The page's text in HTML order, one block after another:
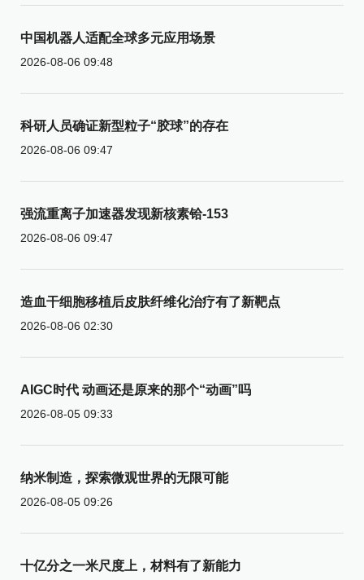
中国机器人适配全球多元应用场景
2026-08-06 09:48
科研人员确证新型粒子“胶球”的存在
2026-08-06 09:47
强流重离子加速器发现新核素铪-153
2026-08-06 09:47
造血干细胞移植后皮肤纤维化治疗有了新靶点
2026-08-06 02:30
AIGC时代 动画还是原来的那个“动画”吗
2026-08-05 09:33
纳米制造，探索微观世界的无限可能
2026-08-05 09:26
十亿分之一米尺度上，材料有了新能力